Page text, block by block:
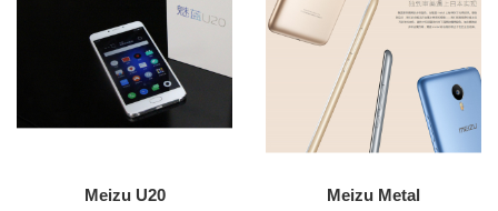
Meizu U20 Meizu Metal